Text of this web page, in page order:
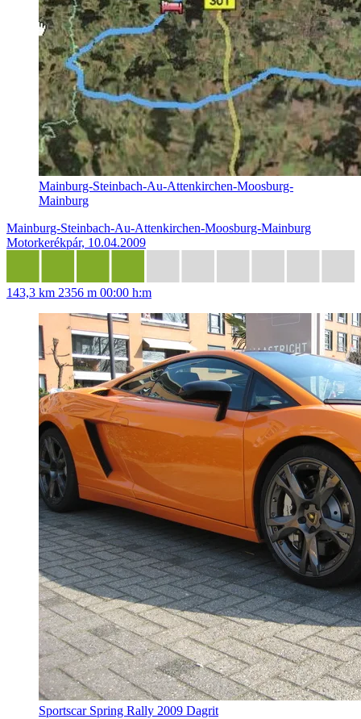
Mainburg-Steinbach-Au-Attenkirchen-Moosburg-
Mainburg
Mainburg-Steinbach-Au-Attenkirchen-Moosburg-Mainburg
Motorkerékpár, 10.04.2009
143,3 km 2356 m 00:00 h:m
Sportscar Spring Rally 2009 Dagrit